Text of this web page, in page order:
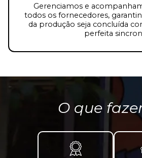
Gerenciamos e
todos os fornecedores,
da produção seja concluída
perfeita
O que